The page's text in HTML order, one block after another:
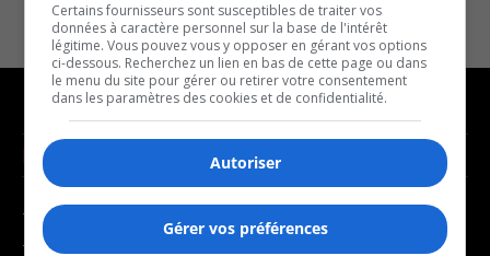
NOUVELLES
- Affaires municipales
- Communauté / Social
MUSIQUE
Certains fournisseurs sont susceptibles de traiter vos
données à caractère personnel sur la base de l'intérêt
légitime. Vous pouvez vous y opposer en gérant vos options
ci-dessous. Recherchez un lien en bas de cette page ou dans
le menu du site pour gérer ou retirer votre consentement
dans les paramètres des cookies et de confidentialité.
Autoriser
Gérer vos préférences